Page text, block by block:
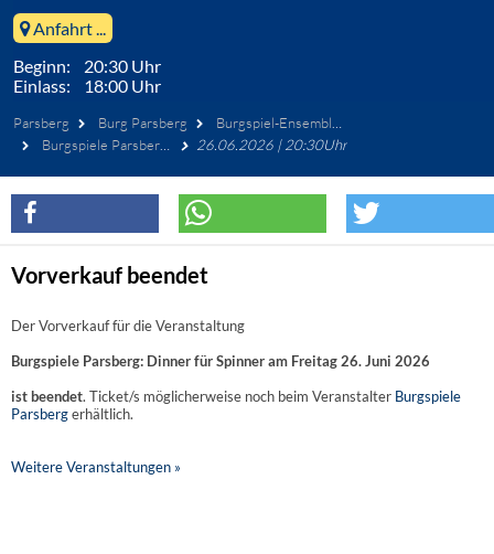
Anfahrt ...
Beginn: 20:30 Uhr
Einlass: 18:00 Uhr
Parsberg Burg Parsberg
Burgspiel-Ensemble Parsberg
Burgspiele Parsberg: Dinner für Spinner
26.06.2026 | 20:30Uhr
Vorverkauf beendet
Der Vorverkauf für die Veranstaltung
Burgspiele Parsberg: Dinner für Spinner am Freitag 26. Juni 2026
ist beendet. Ticket/s möglicherweise noch beim Veranstalter Burgspiele
Parsbergerhältlich.
Weitere Veranstaltungen »